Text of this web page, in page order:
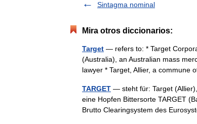
Sintagma nominal
Mira otros diccionarios:
Target — refers to: * Target
(Australia), an Australian mass
lawyer * Target, Allier, a
TARGET — steht für: Target
eine Hopfen Bittersorte TARGET
Brutto Clearingsystem des